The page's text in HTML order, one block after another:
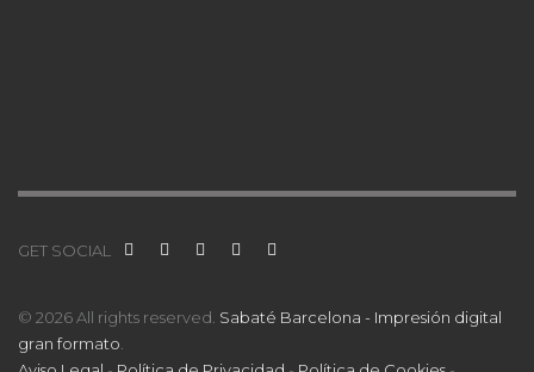
GET SOCIAL
© 2026 All rights reserved. Sabaté Barcelona - Impresión digital
gran formato.